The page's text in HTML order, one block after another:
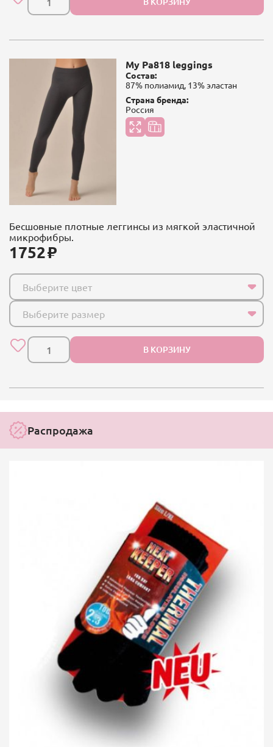
My Pa818 leggings
Состав:
87% полиамид, 13% эластан
Страна бренда:
Россия
Бесшовные плотные леггинсы из мягкой эластичной
микрофибры.
1752
Выберите цвет
Выберите размер
В КОРЗИНУ
Распродажа